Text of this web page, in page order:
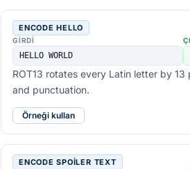
ENCODE HELLO
GIRDI
HELLO WORLD
ROT13 rotates every Latin letter by
and punctuation.
Örneği kullan
ENCODE SPOILER TEXT